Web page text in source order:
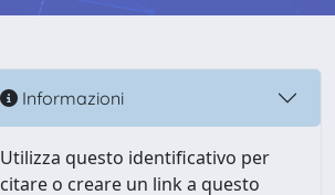
Informazioni
Utilizza questo identificativo per
citare o creare un link a questo